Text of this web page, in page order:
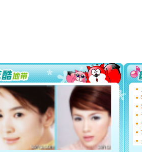
你太多，
要平安！
[圣诞节]
能正大
都要快乐
[圣诞节]
如意,快
[元旦]
看
断电。
你是我
[元旦]